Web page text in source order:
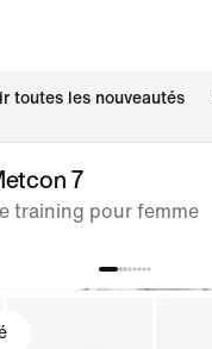
toutes les nouveautés
7
training pour femme